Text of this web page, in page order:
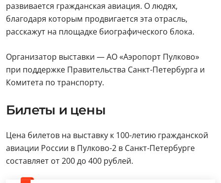
развивается гражданская авиация. О людях,
благодаря которым продвигается эта отрасль,
расскажут на площадке биографического блока.
Организатор выставки — АО «Аэропорт Пулково»
при поддержке Правительства Санкт-Петербурга и
Комитета по транспорту.
Билеты и цены
Цена билетов на выставку к 100-летию гражданской
авиации России в Пулково-2 в Санкт-Петербурге
составляет от 200 до 400 рублей.